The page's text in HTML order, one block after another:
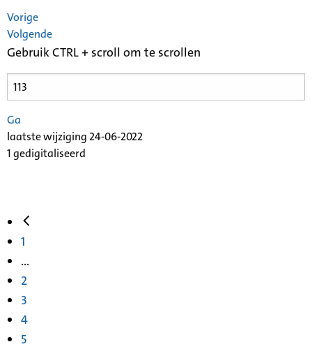
Vorige
Volgende
Gebruik CTRL + scroll om te scrollen
Ga
laatste wijziging 24-06-2022
1 gedigitaliseerd
1
...
2
3
4
5